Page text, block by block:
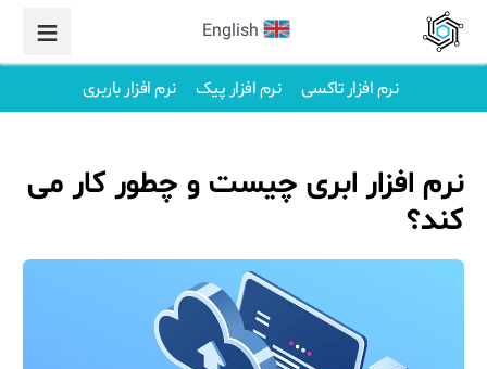
English
نرم افزار تاکسی نرم افزار پیک نرم افزار باربری
نرم افزار ابری چیست و چطور کار می
کند؟